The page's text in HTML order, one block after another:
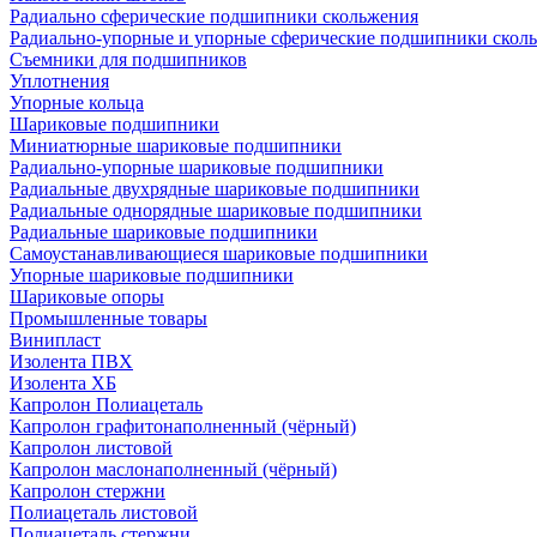
Радиально сферические подшипники скольжения
Радиально-упорные и упорные сферические подшипники
Съемники для подшипников
Уплотнения
Упорные кольца
Шариковые подшипники
Миниатюрные шариковые подшипники
Радиально-упорные шариковые подшипники
Радиальные двухрядные шариковые подшипники
Радиальные однорядные шариковые подшипники
Радиальные шариковые подшипники
Самоустанавливающиеся шариковые подшипники
Упорные шариковые подшипники
Шариковые опоры
Промышленные товары
Винипласт
Изолента ПВХ
Изолента ХБ
Капролон Полиацеталь
Капролон графитонаполненный (чёрный)
Капролон листовой
Капролон маслонаполненный (чёрный)
Капролон стержни
Полиацеталь листовой